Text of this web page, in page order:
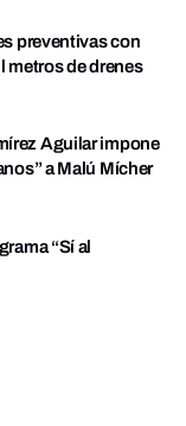
preventivas con
metros de drenes
Aguilar impone
a Malú Mícher
“Sí al